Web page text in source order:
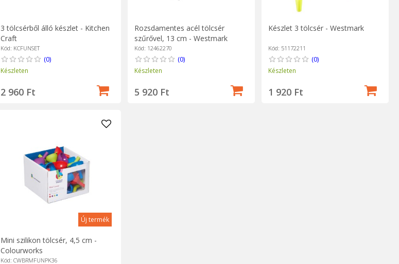
3 tölcsérből álló készlet - Kitchen
Craft
Kód: KCFUNSET
(0)
Készleten
2 960 Ft
Rozsdamentes acél tölcsér
szűrővel, 13 cm - Westmark
Kód: 12462270
(0)
Készleten
5 920 Ft
Készlet 3 tölcsér - Westmark
Kód: 51172211
(0)
Készleten
1 920 Ft
Új termék
Mini szilikon tölcsér, 4,5 cm -
Colourworks
Kód: CWBRMFUNPK36